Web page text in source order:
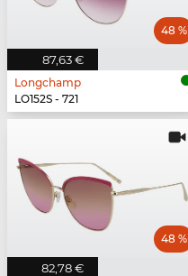
87,63 €
48 %
Longchamp
LO152S - 721
82,78 €
48 %